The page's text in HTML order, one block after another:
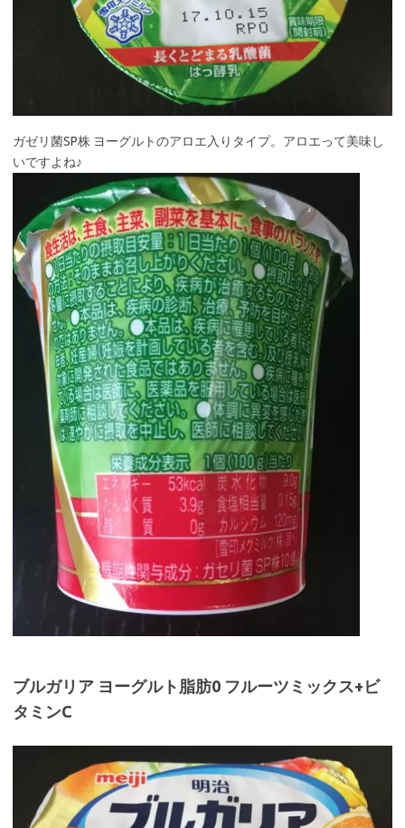
ガゼリ菌SP株 ヨーグルトのアロエ入りタイプ。アロエって美味し
いですよね♪
ブルガリア ヨーグルト脂肪0 フルーツミックス+ビ
タミンC